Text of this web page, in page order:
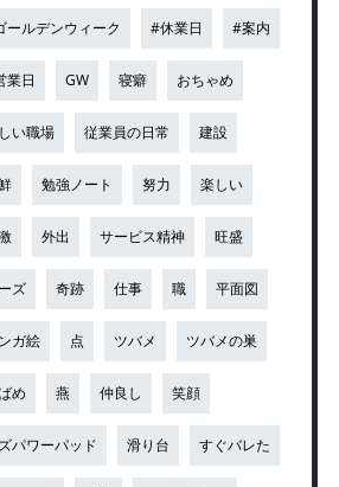
ールデンウィーク #休業日 #案内
業日 GW 寝癖 おちゃめ
い職場 従業員の日常 建設
勉強ノート 努力 楽しい
外出 サービス精神 旺盛
ズ 奇跡 仕事 職 平面図
ガ絵 点 ツバメ ツバメの巣
め 燕 仲良し 笑顔
パワーパッド 滑り台 すぐバレた